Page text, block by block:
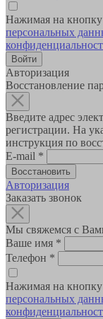
Нажимая на
персональных
Авторизация
Восстановление
Введите адрес
регистрации. На
инструкция по
E-mail *
Авторизация
Заказать звонок
Мы свяжемся с
Ваше имя *
Телефон *
Нажимая на
персональных